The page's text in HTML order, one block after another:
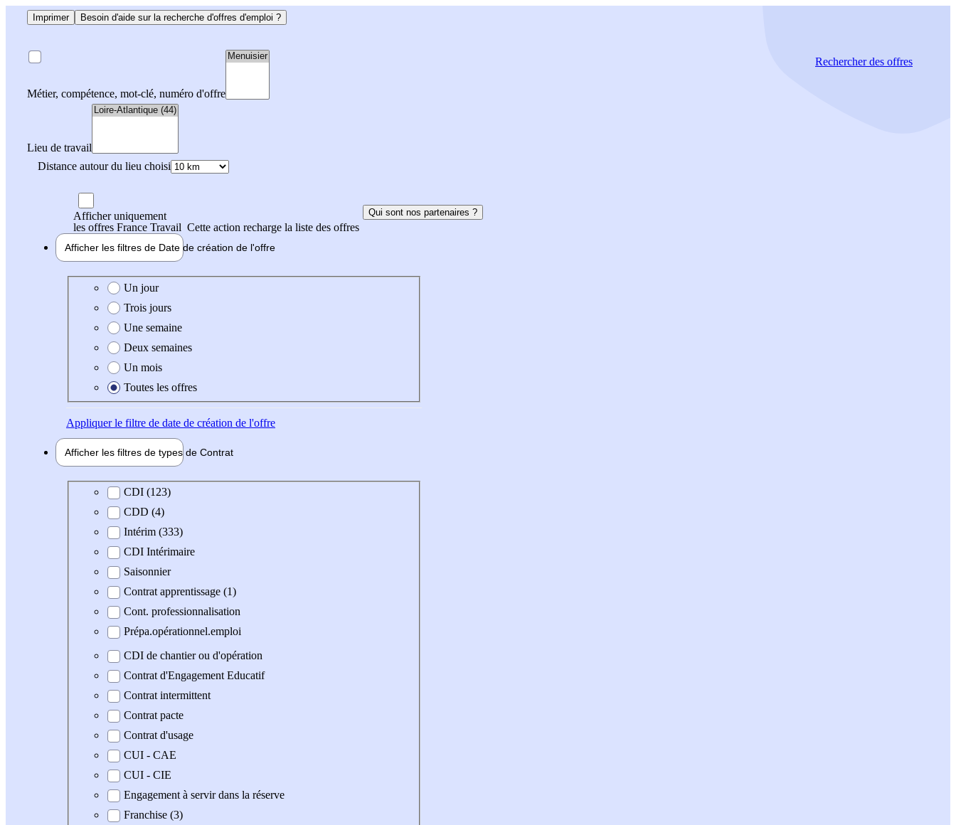
Imprimer Besoin d'aide sur la recherche d'offres d'emploi ?
Métier, compétence, mot-clé, numéro d'offre
Lieu de travail
Distance autour du lieu choisi
Rechercherdes offres
Afficher uniquement
les offres France Travail Cette action recharge la liste des offres
Qui sont nos partenaires ?
Afficher les filtres de Date de création de l'offre
Date de création de l'offre
Un jour
Trois jours
Une semaine
Deux semaines
Un mois
Toutes les offres
Appliquerle filtre de date de création de l'offre
Afficher les filtres de types de Contrat
Type de contratCDI (123)
CDD (4)
Intérim (333)
CDI Intérimaire
Saisonnier
Contrat apprentissage (1)
Cont. professionnalisation
Prépa.opérationnel.emploi
CDI de chantier ou d'opération
Contrat d'Engagement Educatif
Contrat intermittent
Contrat pacte
Contrat d'usage
CUI - CAE
CUI - CIE
Engagement à servir dans la réserve
Franchise (3)